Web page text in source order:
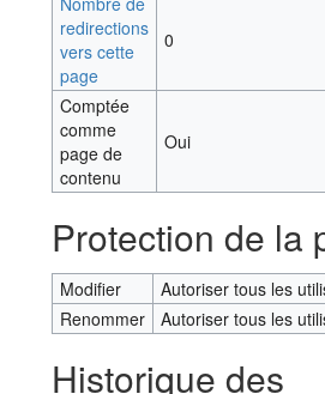
redirections
vers cette
page
0
Comptée
comme
page de
contenu
Oui
Protection de la
Modifier
Autoriser tous les
Renommer
Autoriser tous les
Historique des